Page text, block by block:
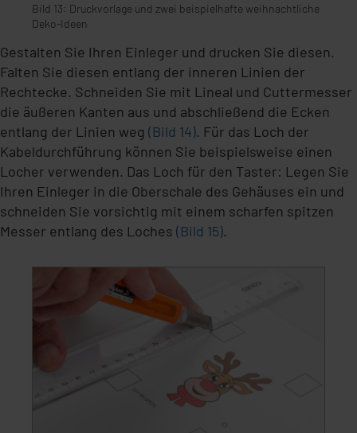
Bild 13: Druckvorlage und zwei beispielhafte weihnachtliche
Deko-Ideen
Gestalten Sie Ihren Einleger und drucken Sie diesen.
Falten Sie diesen entlang der inneren Linien der
Rechtecke. Schneiden Sie mit Lineal und Cuttermesser
die äußeren Kanten aus und abschließend die Ecken
entlang der Linien weg (Bild 14). Für das Loch der
Kabeldurchführung können Sie beispielsweise einen
Locher verwenden. Das Loch für den Taster: Legen Sie
Ihren Einleger in die Oberschale des Gehäuses ein und
schneiden Sie vorsichtig mit einem scharfen spitzen
Messer entlang des Loches (Bild 15).